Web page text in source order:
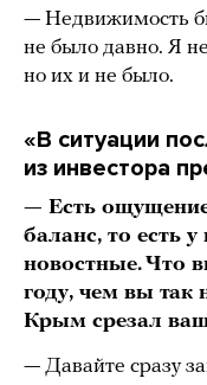
— Недвижимость
не было давно. Я
но их и не было.
«В ситуации
из инвестора
— Есть
баланс, то есть
новостные. Что
году, чем вы так
Крым срезал
— Давайте сразу